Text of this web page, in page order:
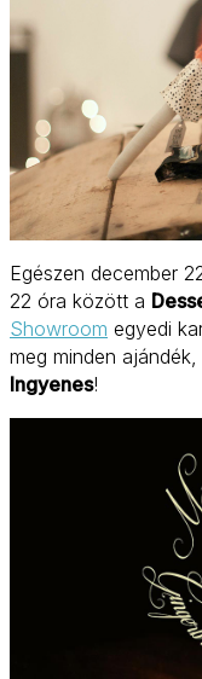
Egészen december
22 óra között a
Showroom egyedi
meg minden
Ingyenes!